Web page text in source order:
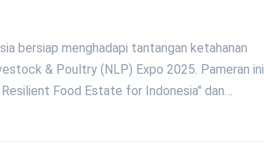
bersiap menghadapi tantangan ketahanan
& Poultry (NLP) Expo 2025. Pameran ini
Food Estate for Indonesia" dan…